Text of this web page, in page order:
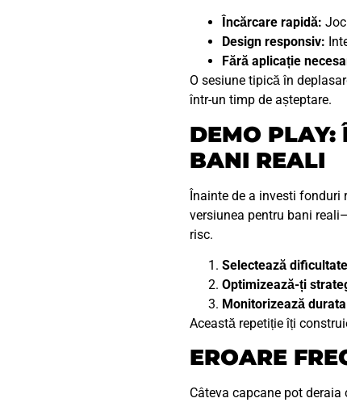
Încărcare rapidă:
Design responsiv:
Fără aplicație
O sesiune tipică în
într-un timp de așteptare.
DEMO PLAY:
BANI REALI
Înainte de a investi fonduri
versiunea pentru bani
risc.
Selectează
Optimizează-ți
Monitorizează
Această repetiție îți
EROARE
Câteva capcane pot